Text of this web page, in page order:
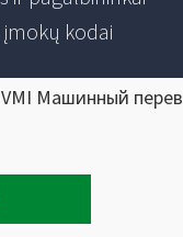
įmokų kodai
Машинный